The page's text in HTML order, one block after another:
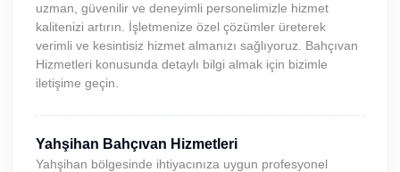
uzman, güvenilir ve deneyimli personelimizle hizmet
kalitenizi artırın. İşletmenize özel çözümler üreterek
verimli ve kesintisiz hizmet almanızı sağlıyoruz. Bahçıvan
Hizmetleri konusunda detaylı bilgi almak için bizimle
iletişime geçin.
Yahşihan Bahçıvan Hizmetleri
Yahşihan bölgesinde ihtiyacınıza uygun profesyonel